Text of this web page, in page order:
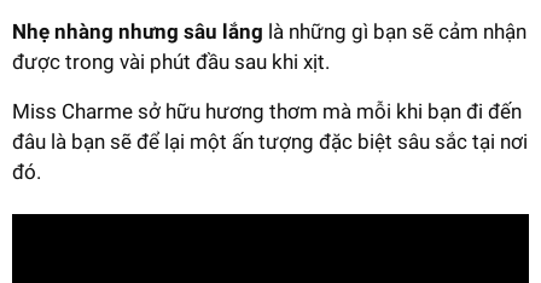
Nhẹ nhàng nhưng sâu lắng là những gì bạn sẽ cảm nhận
được trong vài phút đầu sau khi xịt.
Miss Charme sở hữu hương thơm mà mỗi khi bạn đi đến
đâu là bạn sẽ để lại một ấn tượng đặc biệt sâu sắc tại nơi
đó.